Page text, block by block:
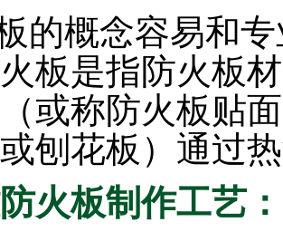
的概念容易和
板是指防火板
或称防火板贴
刨花板）通过
火板制作工艺：